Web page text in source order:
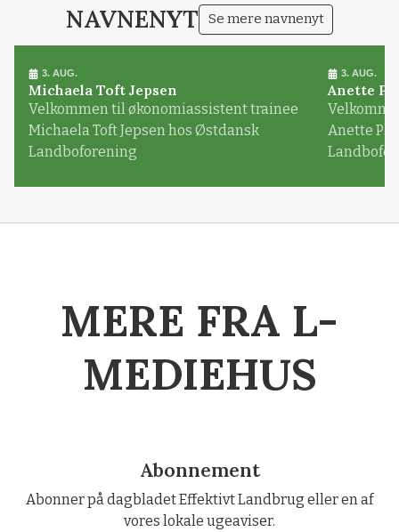
NAVNENYT Se mere navnenyt
3. AUG.
Michaela Toft Jepsen
Velkommen til økonomiassistent trainee
Michaela Toft Jepsen hos Østdansk
Landboforening
3. AUG.
Anette
Anette
MERE FRA L-
MEDIEHUS
Abonnement
Abonner på dagbladet Effektivt Landbrug eller en af
vores lokale ugeaviser.